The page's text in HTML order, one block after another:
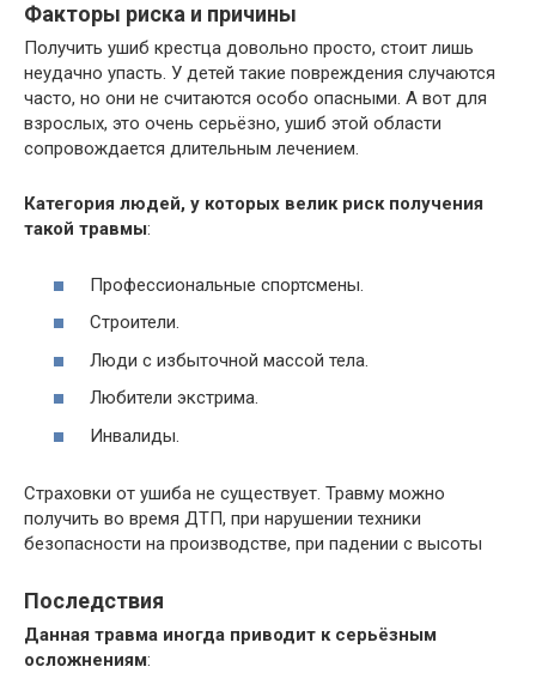
Факторы риска и причины
Получить ушиб крестца довольно просто, стоит лишь
неудачно упасть. У детей такие повреждения случаются
часто, но они не считаются особо опасными. А вот для
взрослых, это очень серьёзно, ушиб этой области
сопровождается длительным лечением.
Категория людей, у которых велик риск получения
такой травмы:
Профессиональные спортсмены.
Строители.
Люди с избыточной массой тела.
Любители экстрима.
Инвалиды.
Страховки от ушиба не существует. Травму можно
получить во время ДТП, при нарушении техники
безопасности на производстве, при падении с высоты
Последствия
Данная травма иногда приводит к серьёзным
осложнениям: